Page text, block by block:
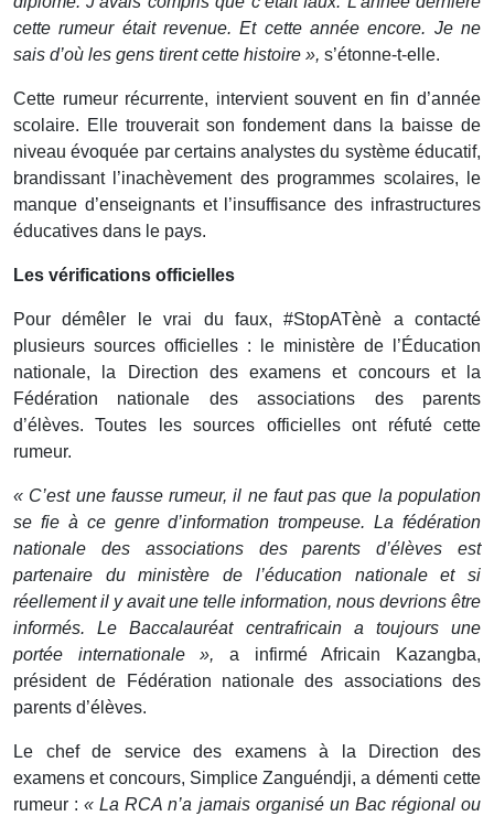
cette rumeur était revenue. Et cette année encore. Je ne
sais d’où les gens tirent cette histoire », s’étonne-t-elle.
Cette rumeur récurrente, intervient souvent en fin d’année
scolaire. Elle trouverait son fondement dans la baisse de
niveau évoquée par certains analystes du système éducatif,
brandissant l’inachèvement des programmes scolaires, le
manque d’enseignants et l’insuffisance des infrastructures
éducatives dans le pays.
Les vérifications officielles
Pour démêler le vrai du faux, #StopATènè a contacté
plusieurs sources officielles : le ministère de l’Éducation
nationale, la Direction des examens et concours et la
Fédération nationale des associations des parents
d’élèves. Toutes les sources officielles ont réfuté cette
rumeur.
« C’est une fausse rumeur, il ne faut pas que la population
se fie à ce genre d’information trompeuse. La fédération
nationale des associations des parents d’élèves est
partenaire du ministère de l’éducation nationale et si
réellement il y avait une telle information, nous devrions être
informés. Le Baccalauréat centrafricain a toujours une
portée internationale », a infirmé Africain Kazangba,
président de Fédération nationale des associations des
parents d’élèves.
Le chef de service des examens à la Direction des
examens et concours, Simplice Zanguéndji, a démenti cette
rumeur :« La RCA n’a jamais organisé un Bac régional ou